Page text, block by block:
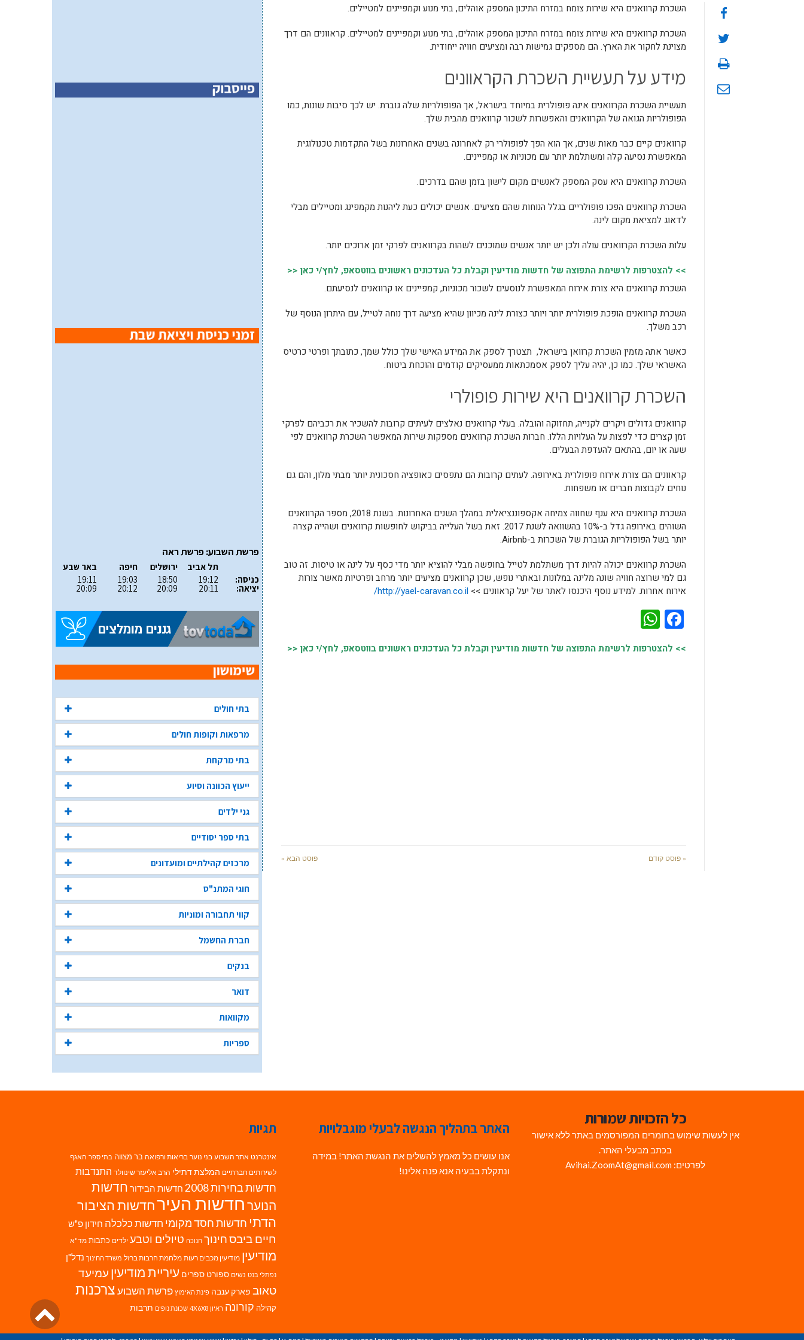
השכרת קרוואנים היא שירות צומח במזרח התיכון המספק אוהלים, בתי מנוע וקמפיינים למטיילים.
השכרת קרוואנים היא שירות צומח במזרח התיכון המספק אוהלים, בתי מנוע וקמפיינים למטיילים. קראוונים הם דרך
מצוינת לחקור את הארץ. הם מספקים גמישות רבה ומציעים חוויה ייחודית.
מידע על תעשיית השכרת הקראוונים
תעשיית השכרת הקרוואנים אינה פופולרית במיוחד בישראל, אך הפופולריות שלה גוברת. יש לכך סיבות שונות, כמו
הפופולריות הגואה של הקרוואנים והאפשרות לשכור קרוואנים מהבית שלך.
קרוואנים קיים כבר מאות שנים, אך הוא הפך לפופולרי רק לאחרונה בשנים האחרונות בשל התקדמות טכנולוגית
המאפשרת נסיעה קלה ומשתלמת יותר עם מכוניות או קמפיינים.
השכרת קרוואנים היא עסק המספק לאנשים מקום לישון בזמן שהם בדרכים.
השכרת קרוואנים הפכו פופולריים בגלל הנוחות שהם מציעים. אנשים יכולים כעת ליהנות מקמפינג ומטיילים מבלי
לדאוג למציאת מקום לינה.
עלות השכרת הקרוואנים עולה ולכן יש יותר אנשים שמוכנים לשהות בקרוואנים לפרקי זמן ארוכים יותר.
>> להצטרפות לרשימת התפוצה של חדשות מודיעין וקבלת כל העדכונים ראשונים בווטסאפ, לחץ/י כאן <<
השכרת קרוואנים היא צורת אירוח המאפשרת לנוסעים לשכור מכוניות, קמפיינים או קרוואנים לנסיעתם.
השכרת קרוואנים הופכת פופולרית יותר ויותר כצורת לינה מכיוון שהיא מציעה דרך נוחה לטייל, עם היתרון הנוסף של
רכב משלך.
כאשר אתה מזמין השכרת קרוואן בישראל, תצטרך לספק את המידע האישי שלך כולל שמך, כתובתך ופרטי כרטיס
האשראי שלך. כמו כן, יהיה עליך לספק אסמכתאות ממעסיקים קודמים והוכחת ביטוח.
השכרת קרוואנים היא שירות פופולרי
קרוואנים גדולים ויקרים לקנייה, תחזוקה והובלה. בעלי קרוואנים נאלצים לעיתים קרובות להשכיר את רכביהם לפרקי
זמן קצרים כדי לפצות על העלויות הללו. חברות השכרת קרוואנים מספקות שירות המאפשר השכרת קרוואנים לפי
שעה או יום, בהתאם להעדפת הבעלים.
קראוונים הם צורת אירוח פופולרית באירופה. לעתים קרובות הם נתפסים כאופציה חסכונית יותר מבתי מלון, והם גם
נוחים לקבוצות חברים או משפחות.
השכרת קרוואנים היא ענף שחווה צמיחה אקספוננציאלית במהלך השנים האחרונות. בשנת 2018, מספר הקרוואנים
השוהים באירופה גדל ב-10% בהשוואה לשנת 2017. זאת בשל העלייה בביקוש לחופשות קרוואנים ושהייה קצרה
יותר בשל הפופולריות הגוברת של השכרות ב-Airbnb.
השכרת קרוואנים יכולה להיות דרך משתלמת לטייל בחופשה מבלי להוציא יותר מדי כסף על לינה או טיסות. זה טוב
גם למי שרוצה חוויה שונה מלינה במלונות ובאתרי נופש, שכן קרוואנים מציעים יותר מרחב ופרטיות מאשר צורות
אירוח אחרות. למידע נוסף היכנסו לאתר של יעל קראוונים >>http://yael-caravan.co.il/
Facebook
>> להצטרפות לרשימת התפוצה של חדשות מודיעין וקבלת כל העדכונים ראשונים בווטסאפ, לחץ/י כאן <<
« פוסט קודם פוסט הבא »
פרשת השבוע: פרשת ראה
כניסה:
יציאה:
תל אביב
19:12
20:11
ירושלים
18:50
20:09
חיפה
19:03
20:12
באר שבע
19:11
20:09
בתי חולים
מרפאות וקופות חולים
בתי מרקחת
ייעוץ הכוונה וסיוע
גני ילדים
בתי ספר יסודיים
מרכזים קהילתיים ומועדונים
חוגי המתנ"ס
קווי תחבורה ומוניות
חברת החשמל
בנקים
דואר
מקוואות
ספריות
כל הזכויות שמורות
אין לעשות שימוש בחומרים המפורסמים באתר ללא אישור
בכתב מבעלי האתר.
לפרטים: Avihai.ZoomAt@gmail.com
האתר בתהליך הנגשה לבעלי מוגבלויות
אנו עושים כל מאמץ להשלים את הנגשת האתר! במידה
ונתקלת בבעיה אנא פנה אלינו!
תגיות
אינטרנט אתר השבוע בני נוער בריאות ורפואה בר מצווה בתי ספר האגף
לשירותים חברתיים המלצת דתילי הרב אליעזר שינוולד התנדבות
חדשות בחירות 2008 חדשות הבידור חדשות
הנוערחדשות העירחדשות הציבור
הדתי חדשות חסד מקומי חדשות כלכלה חידון פ"ש
חיים ביבסחינוך חנוכה טיולים וטבע ילדים כתבות מד"א
מודיעין מודיעין מכבים רעות מלחמת חרבות ברזל משרד החינוך נדל"ן
נפתלי בנט נשים ספורט ספרים עיריית מודיעין עמיעד
טאוב פארק ענבה פינת האימוץ פרשת השבועצרכנות
קהילה קורונה ראיון 4X6X8 שכונת נופים תרבות